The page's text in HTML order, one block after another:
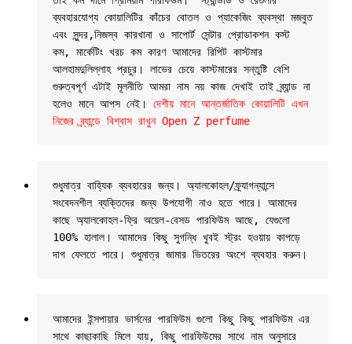
ব্যবহারযোগ্য কোয়ালিটির কাঁচের বোতল ও প্যাকেজিং ব্যবস্থা মজবুত
এবং সুন্দর,নিজস্ব কারখানা ও সাপোর্ট সেন্টার প্রোডাকশন কস্ট
কম, মার্কেটিং খরচ কম কারণ আমাদের রিপিট কাস্টমার
আলহামদুলিল্লাহ প্রচুর। লাভের চেয়ে কাস্টমারের সন্তুষ্টি বেশি
গুরুত্বপূর্ণ এটাই মূলনীতি আমরা নাম নয় কাজ দেখাই তাই ব্র্যান্ড না
হলেও মানে আপস নেই। দেশীয় মানে আন্তর্জাতিক কোয়ালিটি এখন
নিজের ব্র্যান্ডে বিশ্বাস রাখুন Open Z perfume
শুধুমাত্র বাহ্যিক ব্যবহারের জন্য। অ্যালকোহল/ফ্র্যাগন্যান্সে
সংবেদনশীল ব্যক্তিদের জন্য উপযোগী নাও হতে পারে। আমাদের
কাছে অ্যালকোহল-ফ্রি অয়েল-বেসড পারফিউম আছে, যেগুলো
100% হালাল। আমাদের কিছু সুগন্ধি খুবই স্ট্রং হওয়ায় কাপড়ে
দাগ ফেলতে পারে। শুধুমাত্র জামার ভিতরের অংশে ব্যবহার করুন।
আমাদের ইন্সপায়ার ভার্সনের পারফিউম গুলো কিছু কিছু পারফিউম এর
সাথে কাছাকাছি মিলে যায়, কিছু পারফিউমের সাথে নাম অনুসারে